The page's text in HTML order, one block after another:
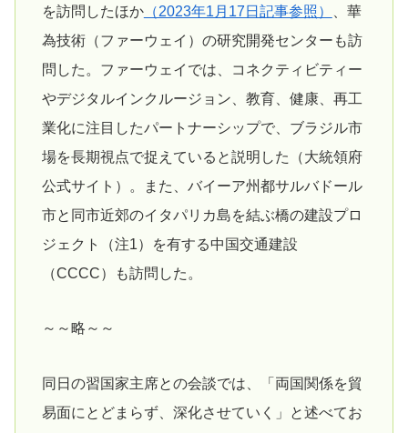
を訪問したほか（2023年1月17日記事参照）
、華
為技術（ファーウェイ）の研究開発センターも訪
問した。ファーウェイでは、コネクティビティー
やデジタルインクルージョン、教育、健康、再工
業化に注目したパートナーシップで、ブラジル市
場を長期視点で捉えていると説明した（大統領府
公式サイト）。また、バイーア州都サルバドール
市と同市近郊のイタパリカ島を結ぶ橋の建設プロ
ジェクト（注1）を有する中国交通建設
（CCCC）も訪問した。
～～略～～
同日の習国家主席との会談では、「両国関係を貿
易面にとどまらず、深化させていく」と述べてお